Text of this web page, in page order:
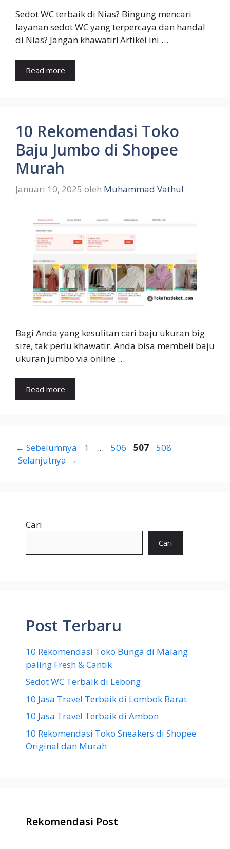
Sedot WC terbaik di Nias? Bingung mencari
layanan sedot WC yang terpercaya dan handal
di Nias? Jangan khawatir! Artikel ini …
Read more
10 Rekomendasi Toko
Baju Jumbo di Shopee
Murah
Januari 10, 2025 oleh Muhammad Vathul
Bagi Anda yang kesulitan cari baju ukuran big
size, tak perlu khawatir. Anda bisa membeli baju
ukuran jumbo via online …
Read more
← Sebelumnya Halaman
1 … Halaman
506 Halaman
507 Halaman
508
Selanjutnya →
Cari
Cari
Post Terbaru
10 Rekomendasi Toko Bunga di Malang
paling Fresh & Cantik
Sedot WC Terbaik di Lebong
10 Jasa Travel Terbaik di Lombok Barat
10 Jasa Travel Terbaik di Ambon
10 Rekomendasi Toko Sneakers di Shopee
Original dan Murah
Rekomendasi Post